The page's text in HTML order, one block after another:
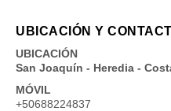
UBICACIÓN Y
UBICACIÓN
San Joaquín - Heredia -
MÓVIL
+50688224837